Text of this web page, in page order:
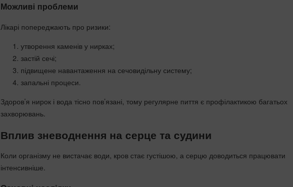
Можливі проблеми
Лікарі попереджають про ризики:
утворення каменів у нирках;
застій сечі;
підвищене навантаження на сечовидільну систему;
запальні процеси.
Здоров’я нирок і вода тісно пов’язані, тому регулярне пиття є профілактикою багатьох
захворювань.
Вплив зневоднення на серце та судини
Коли організму не вистачає води, кров стає густішою, а серцю доводиться працювати
інтенсивніше.